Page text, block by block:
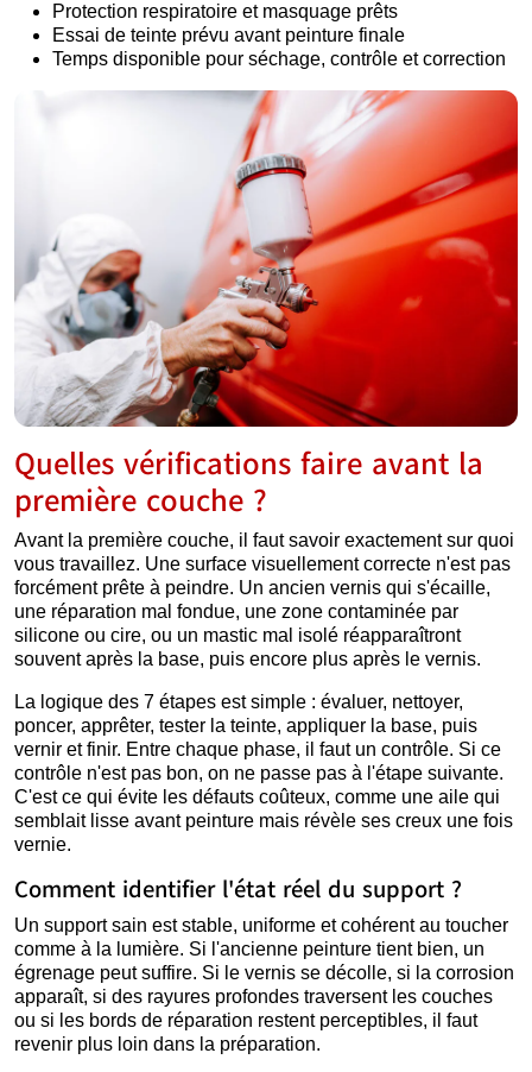
Protection respiratoire et masquage prêts
Essai de teinte prévu avant peinture finale
Temps disponible pour séchage, contrôle et correction
Quelles vérifications faire avant la
première couche ?
Avant la première couche, il faut savoir exactement sur quoi
vous travaillez. Une surface visuellement correcte n'est pas
forcément prête à peindre. Un ancien vernis qui s'écaille,
une réparation mal fondue, une zone contaminée par
silicone ou cire, ou un mastic mal isolé réapparaîtront
souvent après la base, puis encore plus après le vernis.
La logique des 7 étapes est simple : évaluer, nettoyer,
poncer, apprêter, tester la teinte, appliquer la base, puis
vernir et finir. Entre chaque phase, il faut un contrôle. Si ce
contrôle n'est pas bon, on ne passe pas à l'étape suivante.
C'est ce qui évite les défauts coûteux, comme une aile qui
semblait lisse avant peinture mais révèle ses creux une fois
vernie.
Comment identifier l'état réel du support ?
Un support sain est stable, uniforme et cohérent au toucher
comme à la lumière. Si l'ancienne peinture tient bien, un
égrenage peut suffire. Si le vernis se décolle, si la corrosion
apparaît, si des rayures profondes traversent les couches
ou si les bords de réparation restent perceptibles, il faut
revenir plus loin dans la préparation.